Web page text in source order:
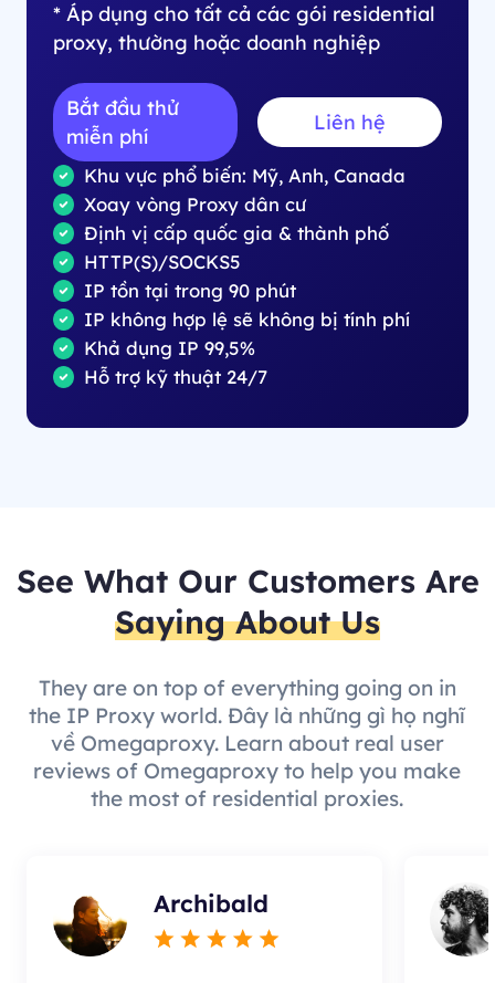
* Áp dụng cho tất cả các gói residential
proxy, thường hoặc doanh nghiệp
Bắt đầu thử
miễn phí
Liên hệ
Khu vực phổ biến: Mỹ, Anh, Canada
Xoay vòng Proxy dân cư
Định vị cấp quốc gia & thành phố
HTTP(S)/SOCKS5
IP tồn tại trong 90 phút
IP không hợp lệ sẽ không bị tính phí
Khả dụng IP 99,5%
Hỗ trợ kỹ thuật 24/7
See What Our Customers Are
Saying About Us
They are on top of everything going on in
the IP Proxy world. Đây là những gì họ nghĩ
về Omegaproxy. Learn about real user
reviews of Omegaproxy to help you make
the most of residential proxies.
Archibald